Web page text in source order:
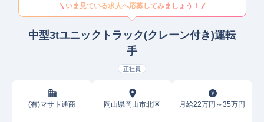
いま見ている求人へ応募してみましょう！
中型3tユニックトラック(クレーン付き)運転
手
正社員
(有)マサト通商 岡山県岡山市北区 月給22万円～35万円